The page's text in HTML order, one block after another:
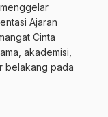
Ajaran
Cinta
akademisi,
belakang pada